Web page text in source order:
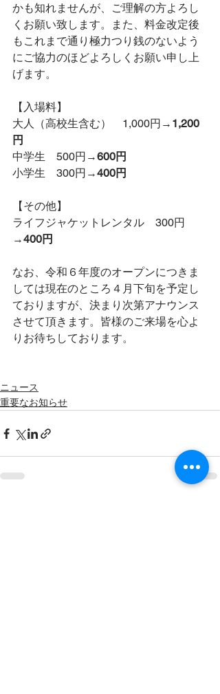
かも知れませんが、ご理解の方よろし
くお願い致します。また、料金改定後
もこれまで通り極力つり銭のないよう
にご協力のほどよろしくお願い申し上
げます。
【入場料】
大人（高校生含む）　1,000円→ 1,200
円
中学生　500円→600円
小学生　300円→400円
【その他】
ライフジャケットレンタル　300円
→400円
なお、令和６年度のオープンにつきま
しては現在のところ４月下旬を予定し
ておりますが、決まり次第アナウンス
させて頂きます。皆様のご来場を心よ
りお待ちしております。
ニュース
重要なお知らせ